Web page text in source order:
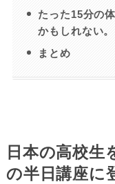
たった15分の
かもしれない。
まとめ
日本の高校生
の半日講座に